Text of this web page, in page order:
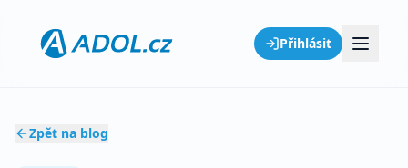
Přihlásit
Zpět na blog